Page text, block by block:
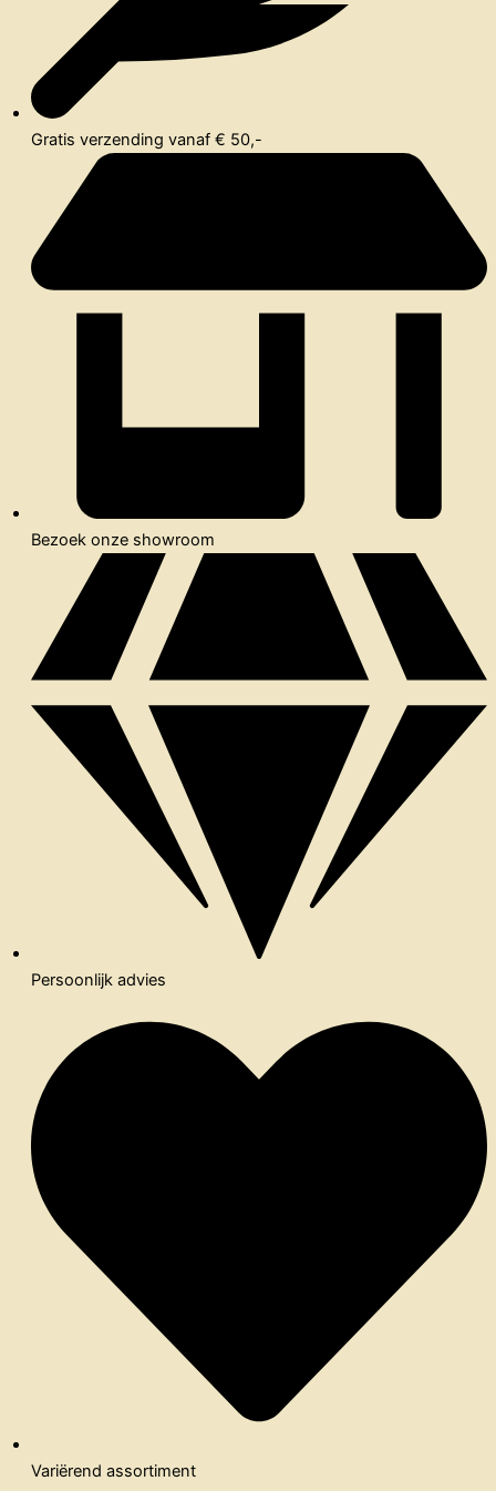
Gratis verzending vanaf € 50,-
Bezoek onze showroom
Persoonlijk advies
Variërend assortiment